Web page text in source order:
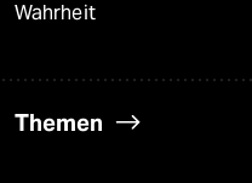
Wahrheit
Themen